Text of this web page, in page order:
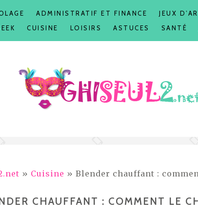
ADMINISTRATIF ET FINANCE JEUX
CUISINE LOISIRS ASTUCES SANTÉ
» Cuisine » Blender chauffant :
CHAUFFANT : COMMENT LE